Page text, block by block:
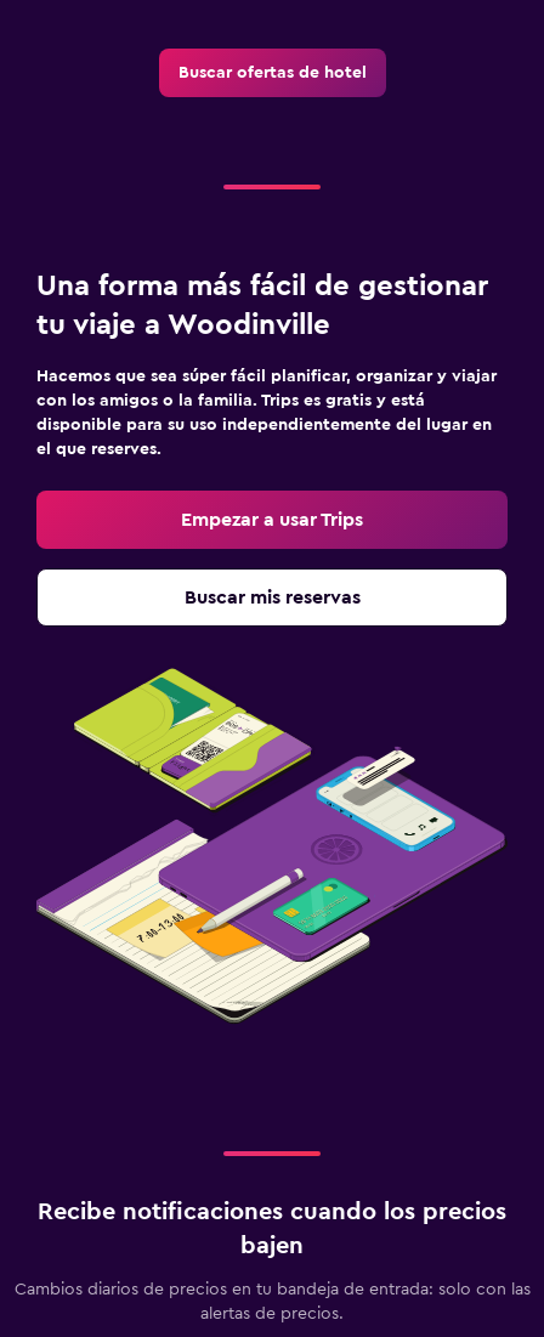
Buscar ofertas de hotel
Una forma más fácil de gestionar
tu viaje a Woodinville
Hacemos que sea súper fácil planificar, organizar y viajar
con los amigos o la familia. Trips es gratis y está
disponible para su uso independientemente del lugar en
el que reserves.
Empezar a usar Trips
Buscar mis reservas
Recibe notificaciones cuando los precios
bajen
Cambios diarios de precios en tu bandeja de entrada: solo con las
alertas de precios.